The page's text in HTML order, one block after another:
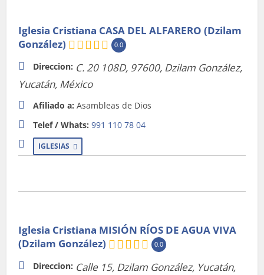
Iglesia Cristiana CASA DEL ALFARERO (Dzilam
González)
0.0
Direccion: C. 20 108D, 97600, Dzilam González,
Yucatán, México
Afiliado a: Asambleas de Dios
Telef / Whats: 991 110 78 04
IGLESIAS
Iglesia Cristiana MISIÓN RÍOS DE AGUA VIVA
(Dzilam González)
0.0
Direccion: Calle 15, Dzilam González, Yucatán,